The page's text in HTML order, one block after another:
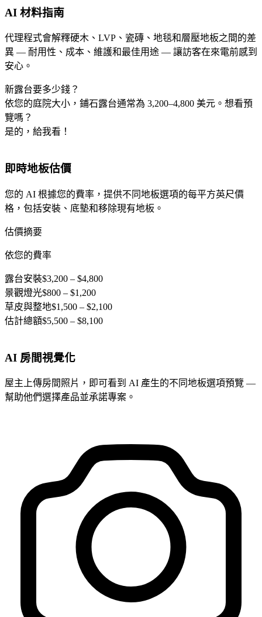
AI 材料指南
代理程式會解釋硬木、LVP、瓷磚、地毯和層壓地板之間的差
異 — 耐用性、成本、維護和最佳用途 — 讓訪客在來電前感到
安心。
新露台要多少錢？
依您的庭院大小，鋪石露台通常為 3,200–4,800 美元。想看預
覽嗎？
是的，給我看！
即時地板估價
您的 AI 根據您的費率，提供不同地板選項的每平方英尺價
格，包括安裝、底墊和移除現有地板。
估價摘要
依您的費率
露台安裝$3,200 – $4,800
景觀燈光$800 – $1,200
草皮與整地$1,500 – $2,100
估計總額$5,500 – $8,100
AI 房間視覺化
屋主上傳房間照片，即可看到 AI 產生的不同地板選項預覽 —
幫助他們選擇產品並承諾專案。